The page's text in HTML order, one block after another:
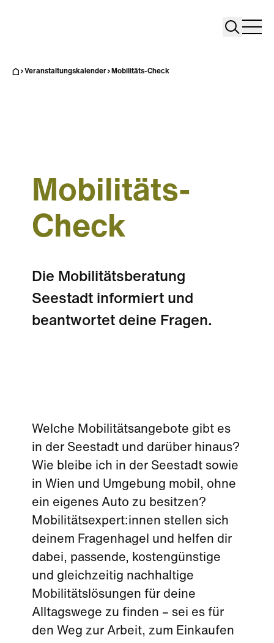
Search
Veranstaltungskalender Mobilitäts-Check
Mobilitäts-
Check
Die Mobilitätsberatung
Seestadt informiert und
beantwortet deine Fragen.
Welche Mobilitätsangebote gibt es
in der Seestadt und darüber hinaus?
Wie bleibe ich in der Seestadt sowie
in Wien und Umgebung mobil, ohne
ein eigenes Auto zu besitzen?
Mobilitätsexpert:innen stellen sich
deinem Fragenhagel und helfen dir
dabei, passende, kostengünstige
und gleichzeitig nachhaltige
Mobilitätslösungen für deine
Alltagswege zu finden – sei es für
den Weg zur Arbeit, zum Einkaufen